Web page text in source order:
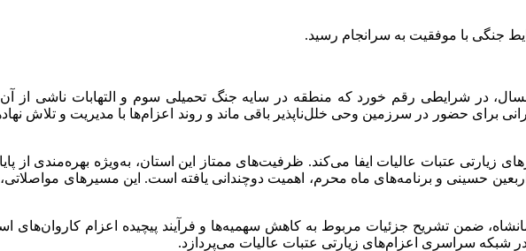
جنگی با موفقیت به سرانجام رسید.
در شرایطی رقم خورد که منطقه در سایه‌ جنگ تحمیلی سوم و التهابات ناشی از
برای حضور در سرزمین وحی خلل‌ناپذیر باقی ماند و روند اعزام‌ها با مدیریت و تلاش
زیارتی عتبات عالیات ایفا می‌کند. ظرفیت‌های ممتاز این استان، به‌ویژه بهره‌مندی از
حسینی و برنامه‌های ماه محرم، اهمیت دوچندانی یافته است. این مسیرهای
ضمن تشریح جزئیات مربوط به کاهش سهمیه‌ها و فرآیند پیچیده اعزام کاروان‌های
شبکه سراسری اعزام‌های زیارتی عتبات عالیات می‌پردازد.